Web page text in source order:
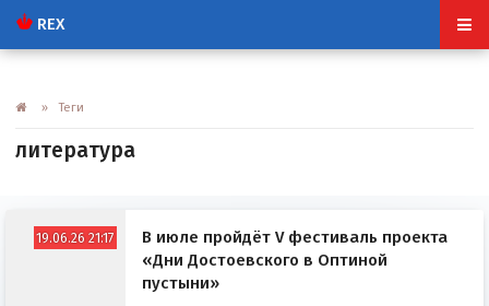
REX
» Теги
литература
19.06.26 21:17
В июле пройдёт V фестиваль проекта
«Дни Достоевского в Оптиной
пустыни»